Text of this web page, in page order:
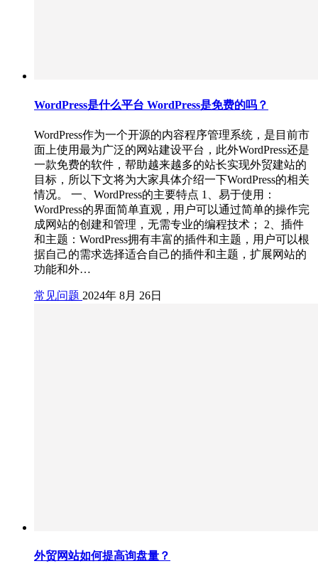
WordPress是什么平台 WordPress是免费的吗？
WordPress作为一个开源的内容程序管理系统，是目前市
面上使用最为广泛的网站建设平台，此外WordPress还是
一款免费的软件，帮助越来越多的站长实现外贸建站的
目标，所以下文将为大家具体介绍一下WordPress的相关
情况。 一、WordPress的主要特点 1、易于使用：
WordPress的界面简单直观，用户可以通过简单的操作完
成网站的创建和管理，无需专业的编程技术； 2、插件
和主题：WordPress拥有丰富的插件和主题，用户可以根
据自己的需求选择适合自己的插件和主题，扩展网站的
功能和外…
常见问题 2024年 8月 26日
外贸网站如何提高询盘量？